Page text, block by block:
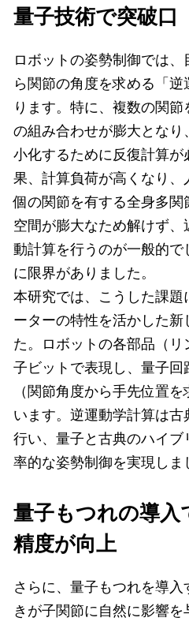
量子技術で突破口
ロボットの姿勢制御では
ら関節の角度を求める「
ります。特に、複数の関
の組み合わせが膨大とな
小化するために反復計算
果、計算負荷が高くなり
個の関節を有する全身多
空間が膨大なため解けず
動計算を行うのが一般的で
に限界がありました。
本研究では、こうした課
ーターの特性を活かした新
た。ロボットの各部品（
子ビットで表現し、量子
（関節角度から手先位置
います。逆運動学計算は
行い、量子と古典のハイ
率的な姿勢制御を実現しま
量子もつれの導入
精度が向上
さらに、量子もつれを導
きが子関節に自然に影響